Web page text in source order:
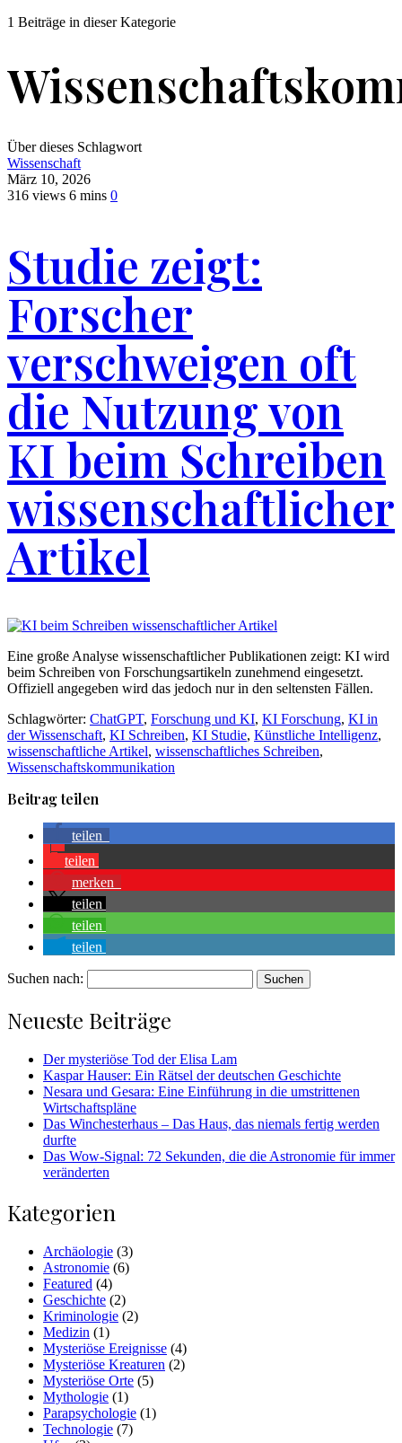
1 Beiträge in dieser Kategorie
Über dieses Schlagwort
Wissenschaft
März 10, 2026
316 views 6 mins 0
Studie zeigt:
Forscher
verschweigen oft
die Nutzung von
KI beim Schreiben
wissenschaftlicher
Artikel
Eine große Analyse wissenschaftlicher Publikationen zeigt: KI wird
beim Schreiben von Forschungsartikeln zunehmend eingesetzt.
Offiziell angegeben wird das jedoch nur in den seltensten Fällen.
Schlagwörter: ChatGPT, Forschung und KI, KI Forschung, KI in
der Wissenschaft, KI Schreiben, KI Studie, Künstliche Intelligenz,
wissenschaftliche Artikel, wissenschaftliches Schreiben,
Wissenschaftskommunikation
Beitrag teilen
teilen
teilen
merken
teilen
teilen
teilen
Suchen nach:
Neueste Beiträge
Der mysteriöse Tod der Elisa Lam
Kaspar Hauser: Ein Rätsel der deutschen Geschichte
Nesara und Gesara: Eine Einführung in die umstrittenen
Wirtschaftspläne
Das Winchesterhaus – Das Haus, das niemals fertig werden
durfte
Das Wow-Signal: 72 Sekunden, die die Astronomie für immer
veränderten
Kategorien
Archäologie (3)
Astronomie (6)
Featured (4)
Geschichte (2)
Kriminologie (2)
Medizin (1)
Mysteriöse Ereignisse (4)
Mysteriöse Kreaturen (2)
Mysteriöse Orte (5)
Mythologie (1)
Parapsychologie (1)
Technologie (7)